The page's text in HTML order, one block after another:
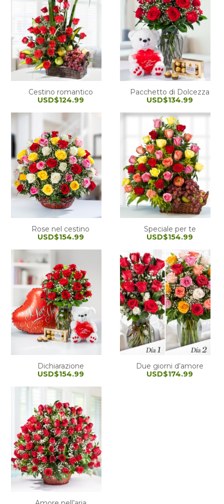
Cestino romantico
USD$124.99
Pacchetto di Dolcezza
USD$134.99
Rose nel cestino
USD$154.99
Speciale per te
USD$154.99
Dichiarazione
USD$154.99
Due giorni d’amore
USD$174.99